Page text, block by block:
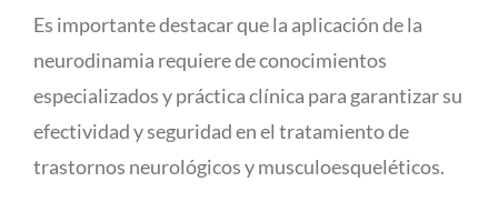
Es importante destacar que la aplicación de la
neurodinamia requiere deconocimientos
especializados y práctica clínica para garantizar su
efectividad yseguridad en el tratamiento de
trastornos neurológicos y musculoesqueléticos.